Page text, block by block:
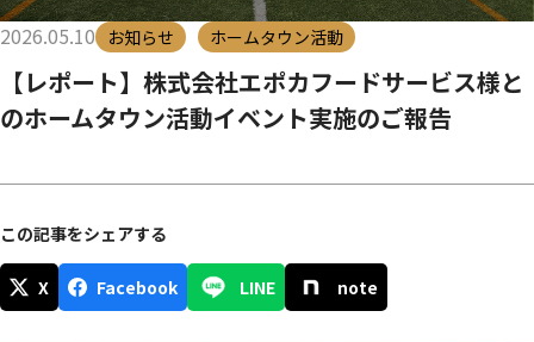
2026.05.10 お知らせ ホームタウン活動
【レポート】株式会社エポカフードサービス様と
のホームタウン活動イベント実施のご報告
この記事をシェアする
X Facebook LINE note